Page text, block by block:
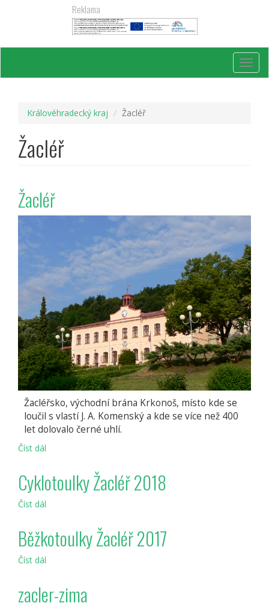
Reklama
Královéhradecký kraj Žacléř
Žacléř
Žacléř
Žacléřsko, východní brána Krkonoš, místo kde se
loučil s vlastí J. A. Komenský a kde se více než 400
let dolovalo černé uhlí.
Číst dál
Cyklotoulky Žacléř 2018
Číst dál
Běžkotoulky Žacléř 2017
Číst dál
zacler-zima